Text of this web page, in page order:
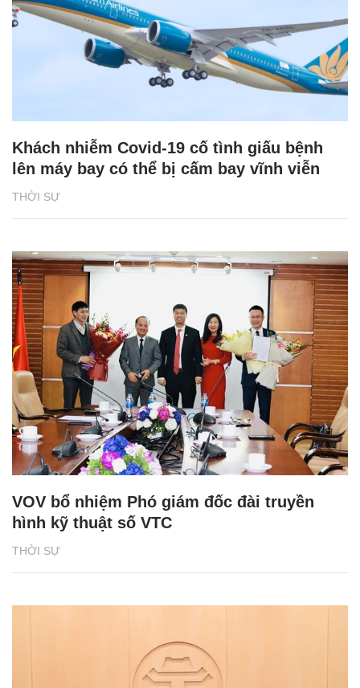
THỜI SỰ
Khách nhiễm Covid-19 cố tình giấu bệnh
lên máy bay có thể bị cấm bay vĩnh viễn
THỜI SỰ
VOV bổ nhiệm Phó giám đốc đài truyền
hình kỹ thuật số VTC